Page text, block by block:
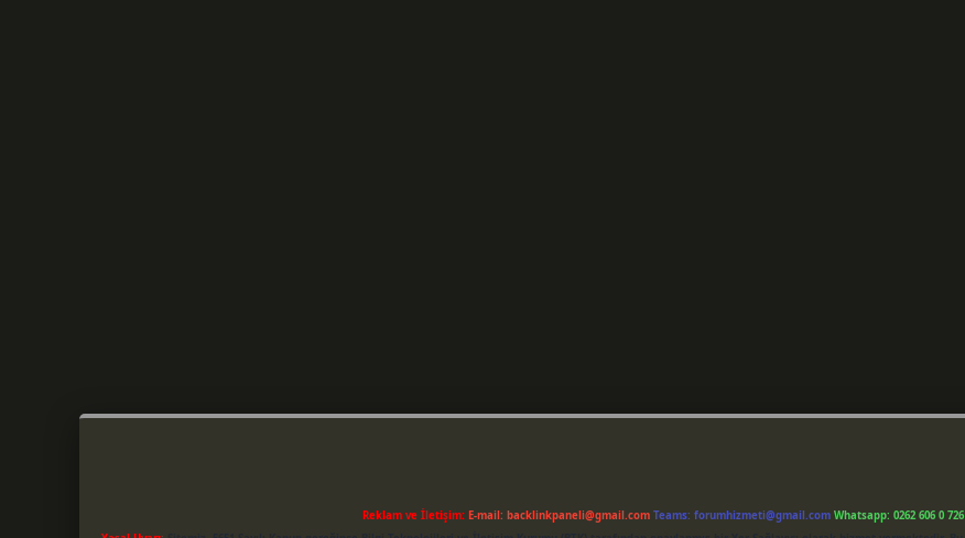
Reklam ve İletişim: E-mail: backlinkpaneli@gmail.com Teams: forumhizmeti@gmail.com Whatsapp: 0262 606 0 726